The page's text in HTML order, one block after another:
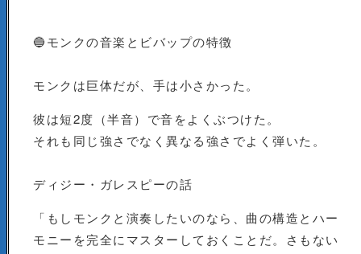
🔵モンクの音楽とビバップの特徴
モンクは巨体だが、手は小さかった。
彼は短2度（半音）で音をよくぶつけた。
それも同じ強さでなく異なる強さでよく弾いた。
ディジー・ガレスピーの話
「もしモンクと演奏したいのなら、曲の構造とハー
モニーを完全にマスターしておくことだ。さもない